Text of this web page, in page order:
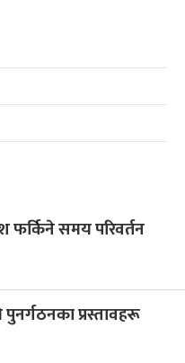
फर्किने समय परिवर्तन
प्रस्तावहरू